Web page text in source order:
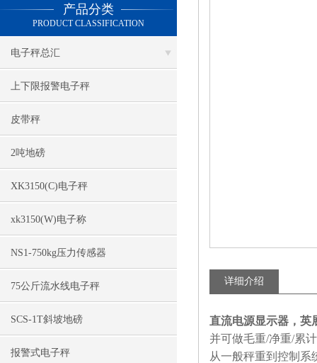
产品分类
PRODUCT CLASSIFICATION
电子秤总汇
上下限报警电子秤
皮带秤
2吨地磅
XK3150(C)电子秤
xk3150(W)电子称
NS1-750kg压力传感器
75公斤流水线电子秤
SCS-1T斜坡地磅
报警式电子秤
详细介绍
直流电源显示器，英
并可做毛重/净重/累
从一般秤重到控制系